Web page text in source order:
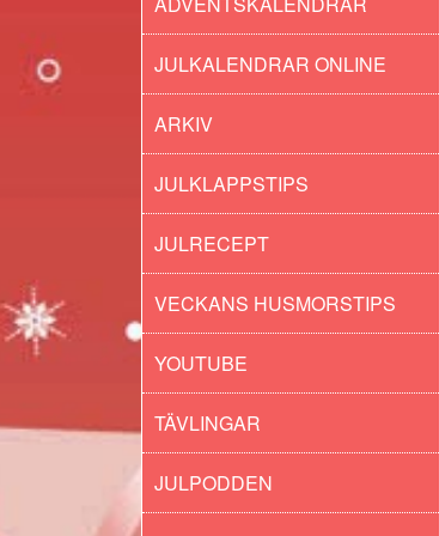
JULKALENDRAR ONLINE
ARKIV
JULKLAPPSTIPS
JULRECEPT
VECKANS HUSMORSTIPS
YOUTUBE
TÄVLINGAR
JULPODDEN